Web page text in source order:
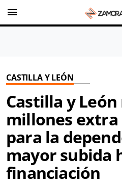
menu
CASTILLA Y LEÓN
Castilla y
millones extra
para la
mayor subida
financiación